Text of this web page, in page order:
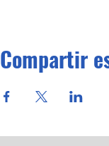
Compartir